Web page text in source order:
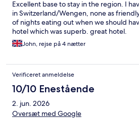
Excellent base to stay in the region. I
in Switzerland/Wengen, none as
of nights eating out when we should
hotel which was superb. great hotel.
John, rejse på 4 nætter
Verificeret anmeldelse
10/10 Enestående
2. jun. 2026
Oversæt med Google